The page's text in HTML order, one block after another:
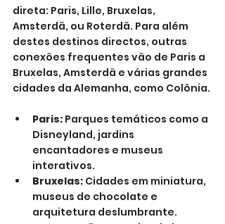
direta: Paris, Lille, Bruxelas,
Amsterdã, ou Roterdã. Para além
destes destinos directos, outras
conexões frequentes vão de Paris a
Bruxelas, Amsterdã e várias grandes
cidades da Alemanha, como Colônia.
Paris: Parques temáticos como a
Disneyland, jardins
encantadores e museus
interativos.
Bruxelas: Cidades em miniatura,
museus de chocolate e
arquitetura deslumbrante.